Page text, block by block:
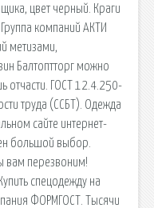
цвет черный. Краги
компаний АКТИ
метизами,
Балтоптторг можно
отчасти. ГОСТ 12.4.250-
труда (ССБТ). Одежда
сайте интернет-
большой выбор.
вам перезвоним!
спецодежду на
ФОРМГОСТ. Тысячи